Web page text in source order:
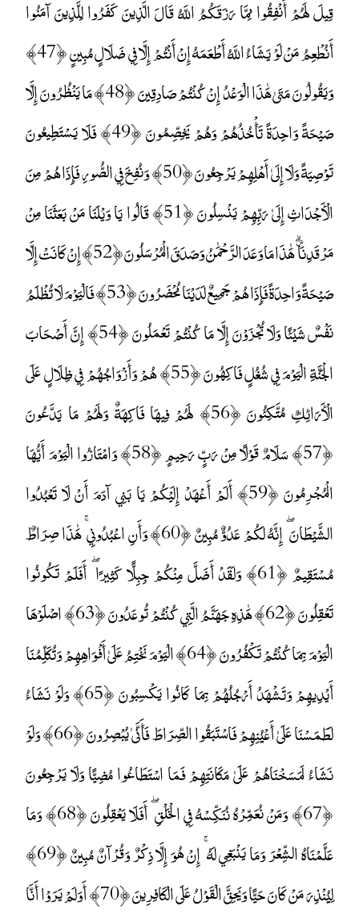
قِيلَ لَهُمْ أَنْفِقُوا مِمَّا رَزَقَكُمُ اللَّهُ قَالَ الَّذِينَ كَفَرُوا لِلَّذِينَ آمَنُوا
أَنُطْعِمُ مَنْ لَوْ يَشَاءُ اللَّهُ أَطْعَمَهُ إِنْ أَنْتُمْ إِلَّا فِي ضَلَالٍ مُبِينٍ ﴿47﴾
وَيَقُولُونَ مَتَىٰ هَٰذَا الْوَعْدُ إِنْ كُنْتُمْ صَادِقِينَ ﴿48﴾ مَا يَنْظُرُونَ إِلَّا
صَيْحَةً وَاحِدَةً تَأْخُذُهُمْ وَهُمْ يَخِصِّمُونَ ﴿49﴾ فَلَا يَسْتَطِيعُونَ
تَوْصِيَةً وَلَا إِلَىٰ أَهْلِهِمْ يَرْجِعُونَ ﴿50﴾ وَنُفِخَ فِي الصُّورِ فَإِذَا هُمْ مِنَ
الْأَجْدَاثِ إِلَىٰ رَبِّهِمْ يَنْسِلُونَ ﴿51﴾ قَالُوا يَا وَيْلَنَا مَنْ بَعَثَنَا مِنْ
مَرْقَدِنَا ۜ ۗ هَٰذَا مَا وَعَدَ الرَّحْمَٰنُ وَصَدَقَ الْمُرْسَلُونَ ﴿52﴾ إِنْ كَانَتْ إِلَّا
صَيْحَةً وَاحِدَةً فَإِذَا هُمْ جَمِيعٌ لَدَيْنَا مُحْضَرُونَ ﴿53﴾ فَالْيَوْمَ لَا تُظْلَمُ
نَفْسٌ شَيْئًا وَلَا تُجْزَوْنَ إِلَّا مَا كُنْتُمْ تَعْمَلُونَ ﴿54﴾ إِنَّ أَصْحَابَ
الْجَنَّةِ الْيَوْمَ فِي شُغُلٍ فَاكِهُونَ ﴿55﴾ هُمْ وَأَزْوَاجُهُمْ فِي ظِلَالٍ عَلَى
الْأَرَائِكِ مُتَّكِئُونَ ﴿56﴾ لَهُمْ فِيهَا فَاكِهَةٌ وَلَهُمْ مَا يَدَّعُونَ
﴿57﴾ سَلَامٌ قَوْلًا مِنْ رَبٍّ رَحِيمٍ ﴿58﴾ وَامْتَازُوا الْيَوْمَ أَيُّهَا
الْمُجْرِمُونَ ﴿59﴾ أَلَمْ أَعْهَدْ إِلَيْكُمْ يَا بَنِي آدَمَ أَنْ لَا تَعْبُدُوا
الشَّيْطَانَ ۖ إِنَّهُ لَكُمْ عَدُوٌّ مُبِينٌ ﴿60﴾ وَأَنِ اعْبُدُونِي ۚ هَٰذَا صِرَاطٌ
مُسْتَقِيمٌ ﴿61﴾ وَلَقَدْ أَضَلَّ مِنْكُمْ جِبِلًّا كَثِيرًا ۖ أَفَلَمْ تَكُونُوا
تَعْقِلُونَ ﴿62﴾ هَٰذِهِ جَهَنَّمُ الَّتِي كُنْتُمْ تُوعَدُونَ ﴿63﴾ اصْلَوْهَا
الْيَوْمَ بِمَا كُنْتُمْ تَكْفُرُونَ ﴿64﴾ الْيَوْمَ نَخْتِمُ عَلَىٰ أَفْوَاهِهِمْ وَتُكَلِّمُنَا
أَيْدِيهِمْ وَتَشْهَدُ أَرْجُلُهُمْ بِمَا كَانُوا يَكْسِبُونَ ﴿65﴾ وَلَوْ نَشَاءُ
لَطَمَسْنَا عَلَىٰ أَعْيُنِهِمْ فَاسْتَبَقُوا الصِّرَاطَ فَأَنَّىٰ يُبْصِرُونَ ﴿66﴾ وَلَوْ
نَشَاءُ لَمَسَخْنَاهُمْ عَلَىٰ مَكَانَتِهِمْ فَمَا اسْتَطَاعُوا مُضِيًّا وَلَا يَرْجِعُونَ
﴿67﴾ وَمَنْ نُعَمِّرْهُ نُنَكِّسْهُ فِي الْخَلْقِ ۖ أَفَلَا يَعْقِلُونَ ﴿68﴾ وَمَا
عَلَّمْنَاهُ الشِّعْرَ وَمَا يَنْبَغِي لَهُ ۚ إِنْ هُوَ إِلَّا ذِكْرٌ وَقُرْآنٌ مُبِينٌ ﴿69﴾
لِيُنْذِرَ مَنْ كَانَ حَيًّا وَيَحِقَّ الْقَوْلُ عَلَى الْكَافِرِينَ ﴿70﴾ أَوَلَمْ يَرَوْا أَنَّا